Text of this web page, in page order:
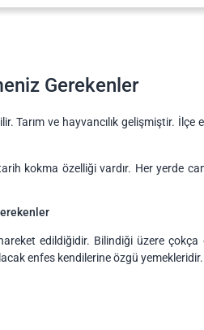
Gerekenler
Tarım ve hayvancılık gelişmiştir.
kokma özelliği vardır. Her yerde
edildiğidir. Bilindiği üzere
enfes kendilerine özgü yemekleridir.